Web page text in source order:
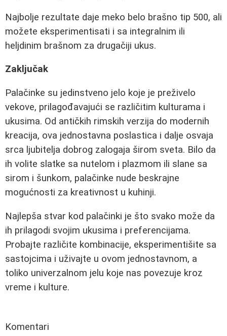
Najbolje rezultate daje meko belo brašno tip 500, ali
možete eksperimentisati i sa integralnim ili
heljdinim brašnom za drugačiji ukus.
Zaključak
Palačinke su jedinstveno jelo koje je preživelo
vekove, prilagođavajući se različitim kulturama i
ukusima. Od antičkih rimskih verzija do modernih
kreacija, ova jednostavna poslastica i dalje osvaja
srca ljubitelja dobrog zalogaja širom sveta. Bilo da
ih volite slatke sa nutelom i plazmom ili slane sa
sirom i šunkom, palačinke nude beskrajne
mogućnosti za kreativnost u kuhinji.
Najlepša stvar kod palačinki je što svako može da
ih prilagodi svojim ukusima i preferencijama.
Probajte različite kombinacije, eksperimentišite sa
sastojcima i uživajte u ovom jednostavnom, a
toliko univerzalnom jelu koje nas povezuje kroz
vreme i kulture.
Komentari